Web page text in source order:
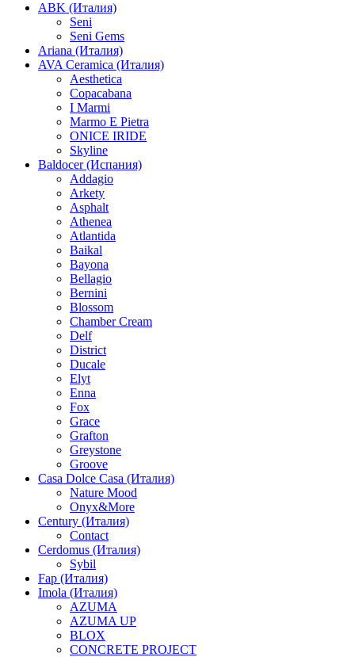
ABK (Италия)
Seni
Seni Gems
Ariana (Италия)
AVA Ceramica (Италия)
Aesthetica
Copacabana
I Marmi
Marmo E Pietra
ONICE IRIDE
Skyline
Baldocer (Испания)
Addagio
Arkety
Asphalt
Athenea
Atlantida
Baikal
Bayona
Bellagio
Bernini
Blossom
Chamber Cream
Delf
District
Ducale
Elyt
Enna
Fox
Grace
Grafton
Greystone
Groove
Casa Dolce Casa (Италия)
Nature Mood
Onyx&More
Century (Италия)
Contact
Cerdomus (Италия)
Sybil
Fap (Италия)
Imola (Италия)
AZUMA
AZUMA UP
BLOX
CONCRETE PROJECT